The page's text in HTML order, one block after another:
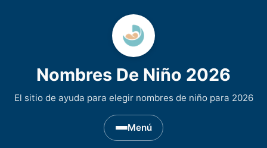
Nombres De Niño 2026
El sitio de ayuda para elegir nombres de niño para 2026
Menú